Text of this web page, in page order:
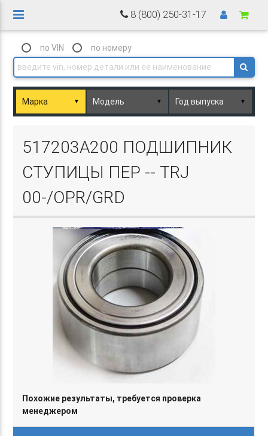
8 (800) 250-31-17
по VIN по номеру
▼ ▼ ▼
517203A200 ПОДШИПНИК
СТУПИЦЫ ПЕР -- TRJ
00-/OPR/GRD
Похожие результаты, требуется проверка
менеджером